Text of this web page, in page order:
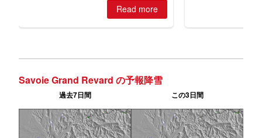
Savoie Grand Revard の予報降雪
過去7日間 この3日間